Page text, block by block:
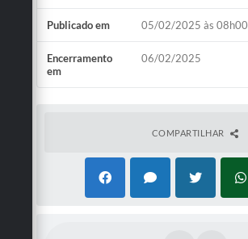
Publicado em 05/02/2025 às 08h00
Encerramento
em
06/02/2025
COMPARTILHAR